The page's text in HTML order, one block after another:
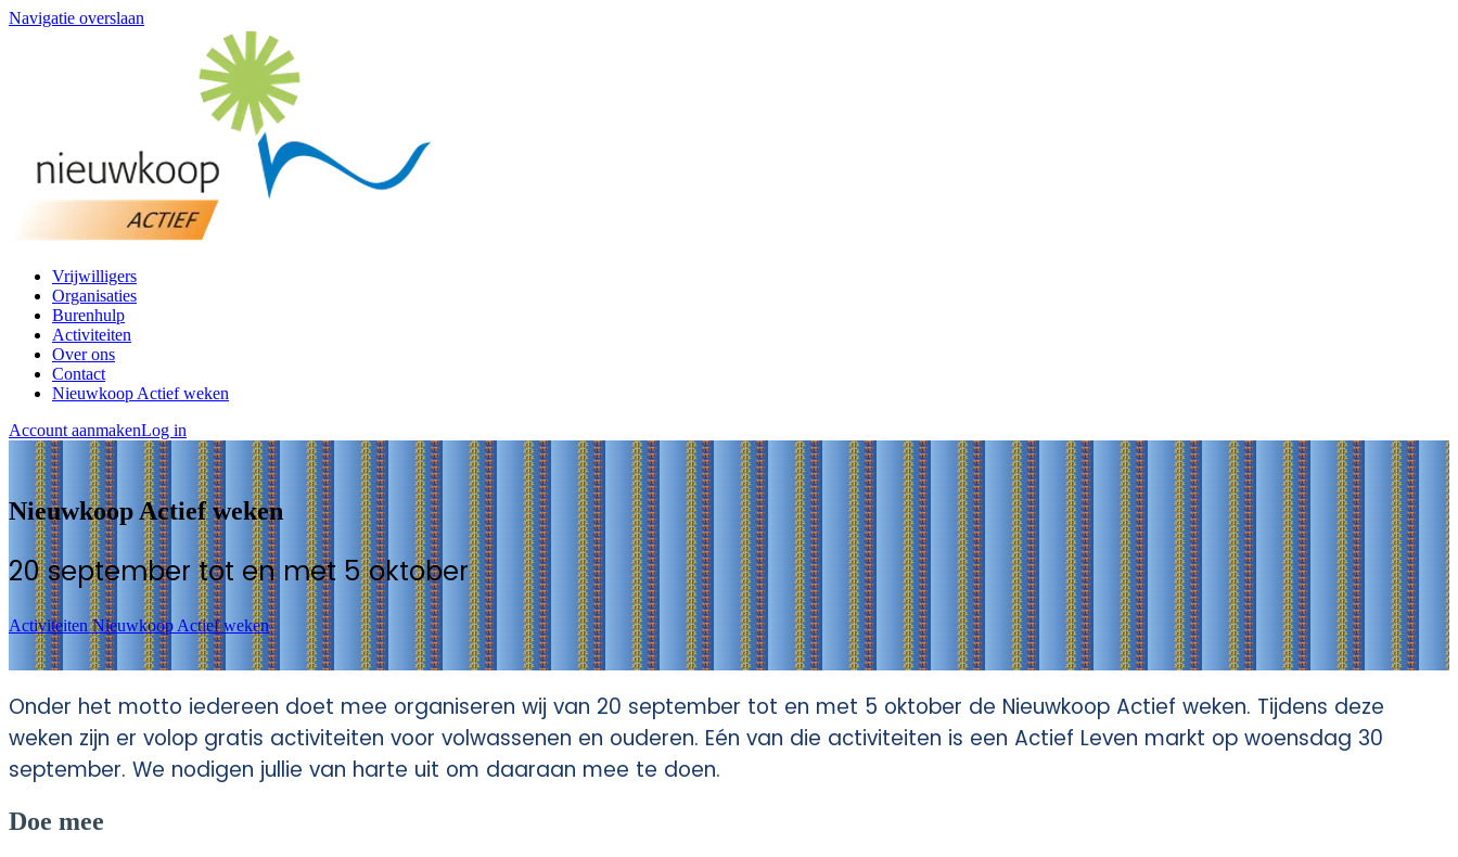
Navigatie overslaan
Vrijwilligers
Organisaties
Burenhulp
Activiteiten
Over ons
Contact
Nieuwkoop Actief weken
Account aanmakenLog in
Nieuwkoop Actief weken
20 september tot en met 5 oktober
Activiteiten Nieuwkoop Actief weken
Onder het motto iedereen doet mee organiseren wij van 20 september tot en met 5 oktober de Nieuwkoop Actief weken. Tijdens deze
weken zijn er volop gratis activiteiten voor volwassenen en ouderen. Eén van die activiteiten is een Actief Leven markt op woensdag 30
september. We nodigen jullie van harte uit om daaraan mee te doen.
Doe mee